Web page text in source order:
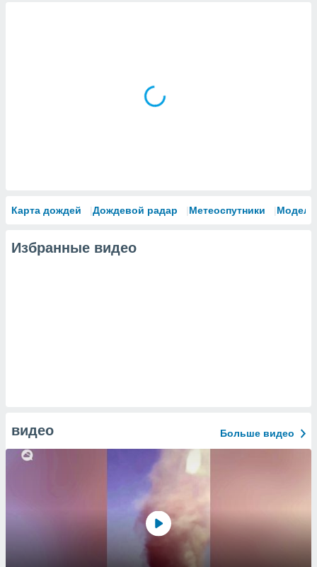
Карта дождей Дождевой радар Метеоспутники Модели
Избранные видео
видео Больше видео